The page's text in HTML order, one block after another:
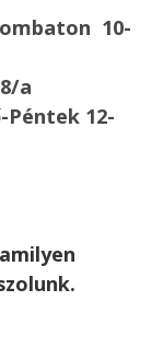
10-
a
Péntek 12-